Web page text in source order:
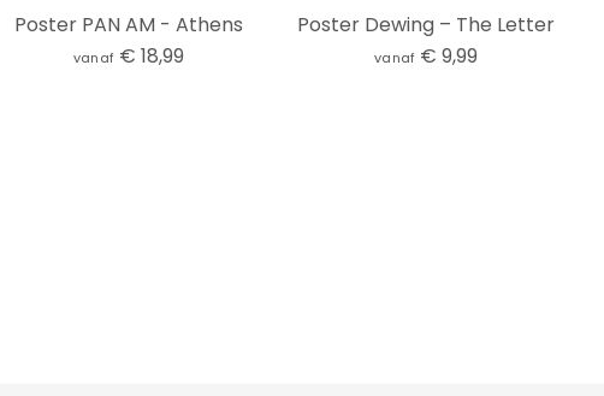
Poster PAN AM - Athens
vanaf € 18,99
Poster Dewing – The Letter
vanaf € 9,99